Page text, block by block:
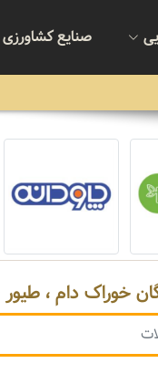
صنایع کشاورزی
خوراک دام ،